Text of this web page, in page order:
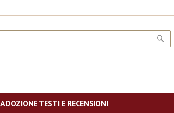
ADOZIONE TESTI E RECENSIONI